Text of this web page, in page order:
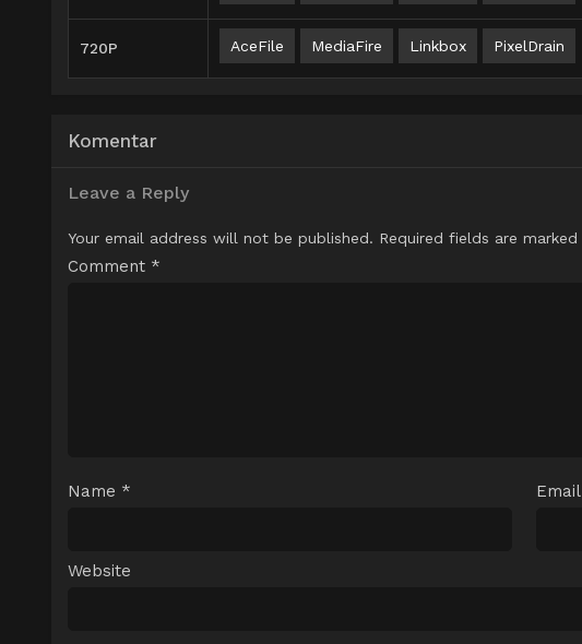
720P AceFile MediaFire Linkbox PixelDrain
Komentar
Leave a Reply
Your email address will not be published. Required fields are marked
Comment *
Name * Email
Website